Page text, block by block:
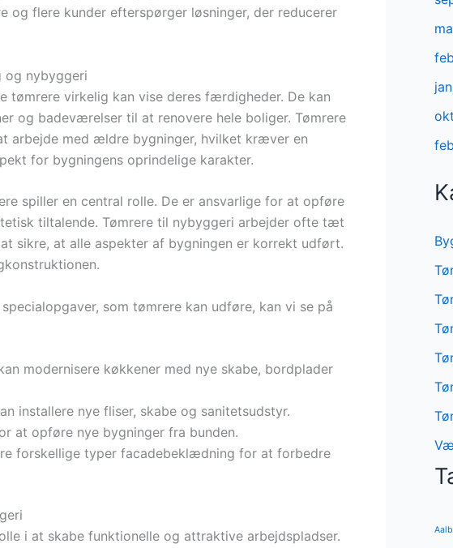
og flere kunder efterspørger løsninger, der reducerer
og nybyggeri
tømrere virkelig kan vise deres færdigheder. De kan
og badeværelser til at renovere hele boliger. Tømrere
arbejde med ældre bygninger, hvilket kræver en
for bygningens oprindelige karakter.
spiller en central rolle. De er ansvarlige for at opføre
tiltalende. Tømrere til nybyggeri arbejder ofte tæt
sikre, at alle aspekter af bygningen er korrekt udført.
som tømrere kan udføre, kan vi se på
modernisere køkkener med nye skabe, bordplader
installere nye fliser, skabe og sanitetsudstyr.
at opføre nye bygninger fra bunden.
forskellige typer facadebeklædning for at forbedre
i at skabe funktionelle og attraktive arbejdspladser.